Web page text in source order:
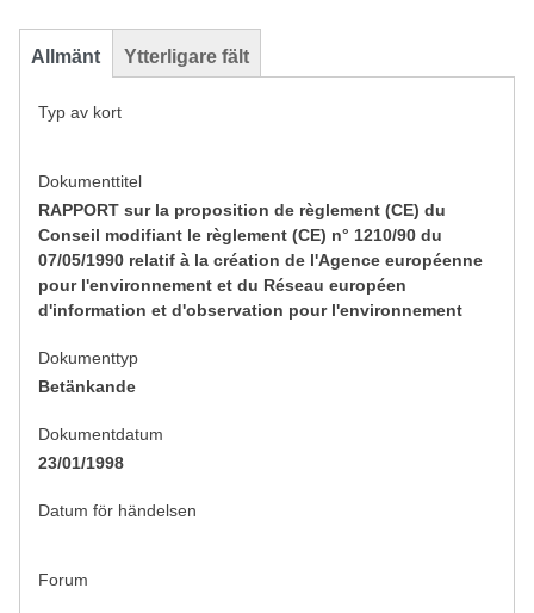
Allmänt Ytterligare fält
Typ av kort
Dokumenttitel
RAPPORT sur la proposition de règlement (CE) du
Conseil modifiant le règlement (CE) n° 1210/90 du
07/05/1990 relatif à la création de l'Agence européenne
pour l'environnement et du Réseau européen
d'information et d'observation pour l'environnement
Dokumenttyp
Betänkande
Dokumentdatum
23/01/1998
Datum för händelsen
Forum